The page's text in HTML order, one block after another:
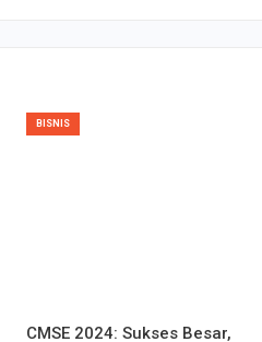
BISNIS
CMSE 2024: Sukses Besar,